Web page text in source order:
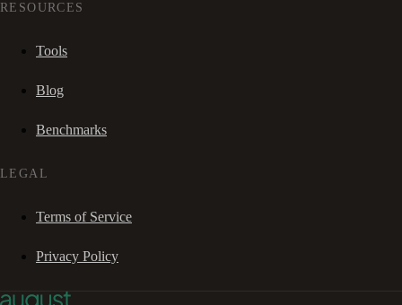
RESOURCES
Tools
Blog
Benchmarks
LEGAL
Terms of Service
Privacy Policy